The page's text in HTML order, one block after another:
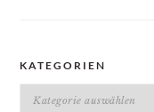
KATEGORIEN
Kategorien